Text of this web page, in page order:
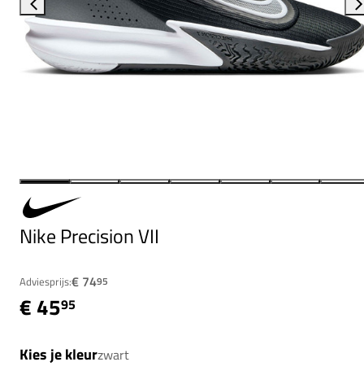
Nike Precision VII
Adviesprijs:€ 7495
€ 4595
Kies je kleurzwart